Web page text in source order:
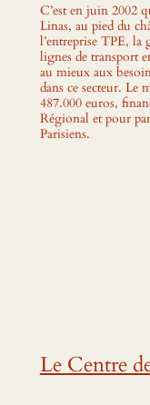
C’est en juin 2002
Linas, au pied du
l’entreprise TPE, la
lignes de transport
au mieux aux
dans ce secteur. Le
487.000 euros,
Régional et pour
Parisiens.
Le Centre